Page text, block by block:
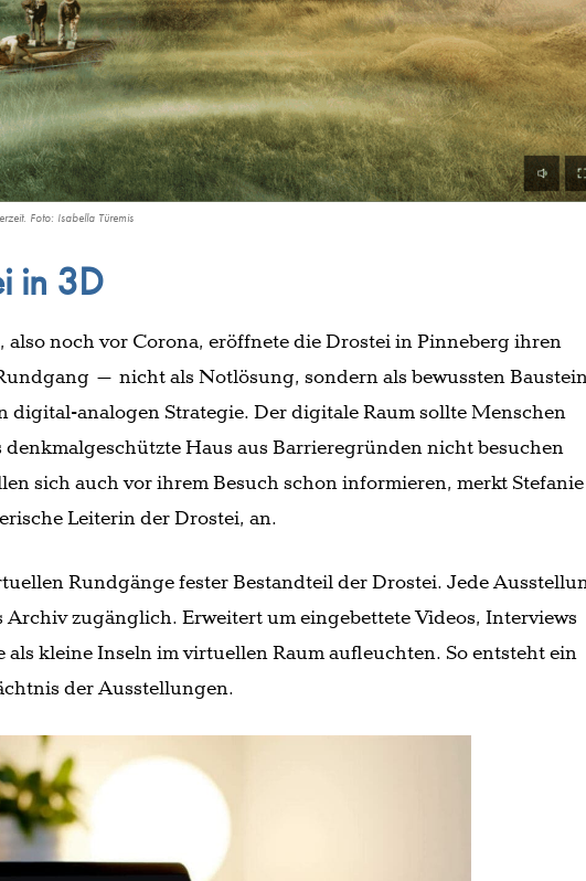
Foto: Isabella Türemis
in 3D
also noch vor Corona, eröffnete die Drostei in Pinneberg ihren
– nicht als Notlösung, sondern als bewussten
digital-analogen Strategie. Der digitale Raum sollte Menschen
denkmalgeschützte Haus aus Barrieregründen nicht besuchen
sich auch vor ihrem Besuch schon informieren, merkt Stefanie
Leiterin der Drostei, an.
Rundgänge fester Bestandteil der Drostei. Jede
Archiv zugänglich. Erweitert um eingebettete Videos, Interviews
als kleine Inseln im virtuellen Raum aufleuchten. So entsteht ein
der Ausstellungen.